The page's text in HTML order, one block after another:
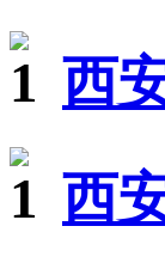
西
西